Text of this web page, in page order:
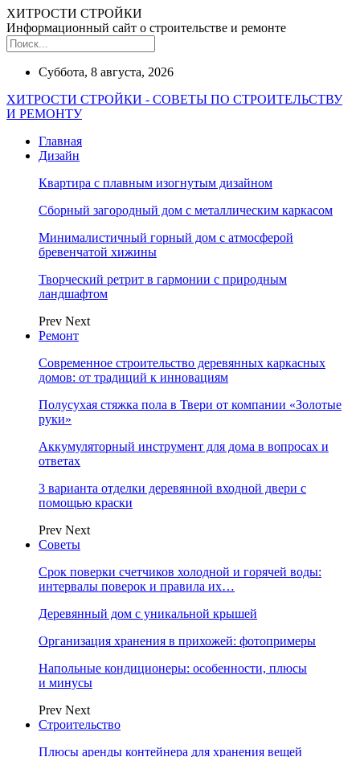
ХИТРОСТИ СТРОЙКИ
Информационный сайт о строительстве и ремонте
Суббота, 8 августа, 2026
ХИТРОСТИ СТРОЙКИ - СОВЕТЫ ПО СТРОИТЕЛЬСТВУ
И РЕМОНТУ
Главная
Дизайн
Квартира с плавным изогнутым дизайном
Сборный загородный дом с металлическим каркасом
Минималистичный горный дом с атмосферой
бревенчатой хижины
Творческий ретрит в гармонии с природным
ландшафтом
Prev Next
Ремонт
Современное строительство деревянных каркасных
домов: от традиций к инновациям
Полусухая стяжка пола в Твери от компании «Золотые
руки»
Аккумуляторный инструмент для дома в вопросах и
ответах
3 варианта отделки деревянной входной двери с
помощью краски
Prev Next
Советы
Срок поверки счетчиков холодной и горячей воды:
интервалы поверок и правила их…
Деревянный дом с уникальной крышей
Организация хранения в прихожей: фотопримеры
Напольные кондиционеры: особенности, плюсы
и минусы
Prev Next
Строительство
Плюсы аренды контейнера для хранения вещей